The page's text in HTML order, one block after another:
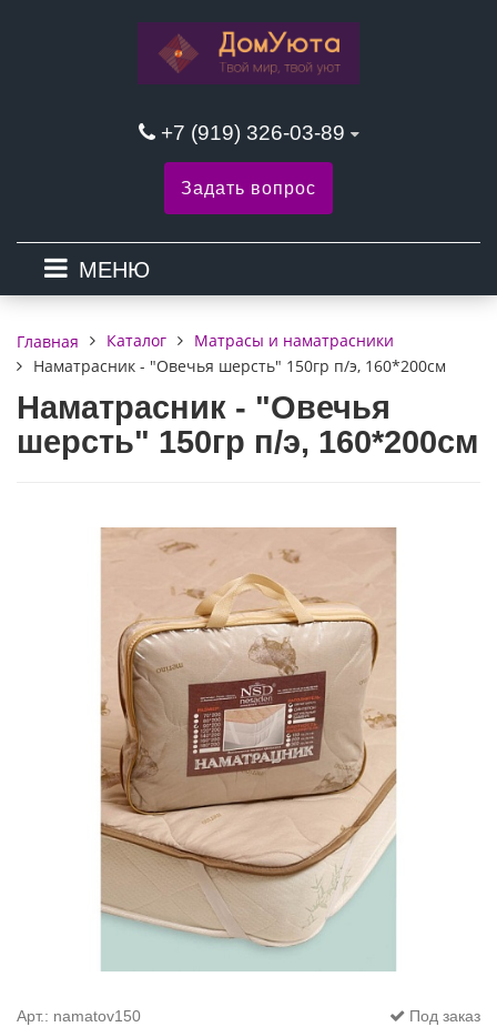
+7 (919) 326-03-89
Задать вопрос
МЕНЮ
Главная Каталог
Матрасы и наматрасники
Наматрасник - "Овечья шерсть" 150гр п/э, 160*200см
Наматрасник - "Овечья
шерсть" 150гр п/э, 160*200см
Арт.: namatov150 Под заказ